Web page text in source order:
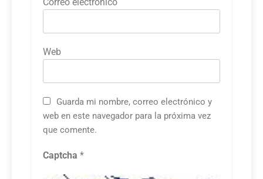
Correo electrónico
Web
Guarda mi nombre, correo electrónico y
web en este navegador para la próxima vez
que comente.
Captcha *